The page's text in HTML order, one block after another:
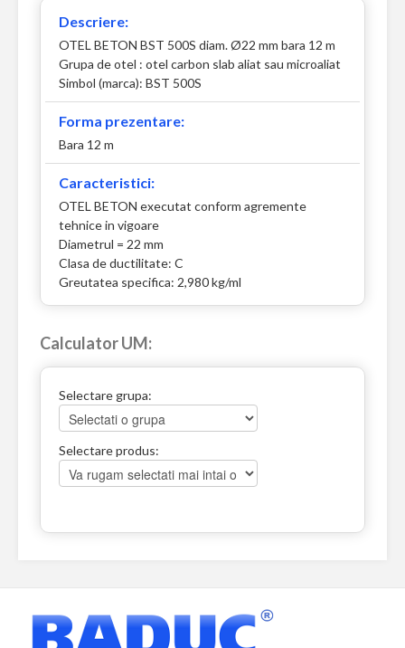
Descriere:
OTEL BETON BST 500S diam. Ø22 mm bara 12 m
Grupa de otel : otel carbon slab aliat sau microaliat
Simbol (marca): BST 500S
Forma prezentare:
Bara 12 m
Caracteristici:
OTEL BETON executat conform agremente
tehnice in vigoare
Diametrul = 22 mm
Clasa de ductilitate: C
Greutatea specifica: 2,980 kg/ml
Calculator UM:
Selectare grupa:
Selectare produs: